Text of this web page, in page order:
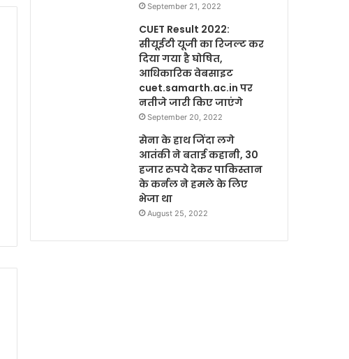
September 21, 2022
CUET Result 2022:
सीयूईटी यूजी का रिजल्ट कर
दिया गया है घोषित,
आधिकारिक वेबसाइट
cuet.samarth.ac.in पर
नतीजे जारी किए जाएंगे
September 20, 2022
सेना के हाथ जिंदा लगे
आतंकी ने बताई कहानी, 30
हजार रुपये देकर पाकिस्तान
के कर्नल ने हमले के लिए
भेजा था
August 25, 2022